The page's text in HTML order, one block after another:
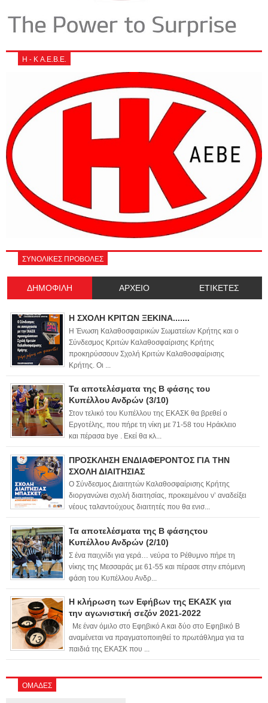
Η - Κ Α.Ε.Β.Ε.
ΣΥΝΟΛΙΚΕΣ ΠΡΟΒΟΛΕΣ
ΔΗΜΟΦΙΛΗ ΑΡΧΕΙΟ ΕΤΙΚΕΤΕΣ
Η ΣΧΟΛΗ ΚΡΙΤΩΝ ΞΕΚΙΝΑ.......
Η Ένωση Καλαθοσφαιρικών Σωματείων Κρήτης και ο
Σύνδεσμος Κριτών Καλαθοσφαίρισης Κρήτης
προκηρύσσουν Σχολή Κριτών Καλαθοσφαίρισης
Κρήτης. Οι ...
Τα αποτελέσματα της Β φάσης του
Κυπέλλου Ανδρών (3/10)
Στον τελικό του Κυπέλλου της ΕΚΑΣΚ θα βρεθεί ο
Εργοτέλης, που πήρε τη νίκη με 71-58 του Ηράκλειο
και πέρασα bye . Εκεί θα κλ...
ΠΡΟΣΚΛΗΣΗ ΕΝΔΙΑΦΕΡΟΝΤΟΣ ΓΙΑ ΤΗΝ
ΣΧΟΛΗ ΔΙΑΙΤΗΣΙΑΣ
Ο Σύνδεσμος Διαιτητών Καλαθοσφαίρισης Κρήτης
διοργανώνει σχολή διαιτησίας, προκειμένου ν’ αναδείξει
νέους ταλαντούχους διαιτητές που θα ενισ...
Τα αποτελέσματα της Β φάσηςτου
Κυπέλλου Ανδρών (2/10)
Σ ένα παιχνίδι για γερά… νεύρα το Ρέθυμνο πήρε τη
νίκης της Μεσσαράς με 61-55 και πέρασε στην επόμενη
φάση του Κυπέλλου Ανδρ...
Η κλήρωση των Εφήβων της ΕΚΑΣΚ για
την αγωνιστική σεζόν 2021-2022
Με έναν όμιλο στο Εφηβικό Α και δύο στο Εφηβικό Β
αναμένεται να πραγματοποιηθεί το πρωτάθλημα για τα
παιδιά της ΕΚΑΣΚ που ...
ΟΜΑΔΕΣ